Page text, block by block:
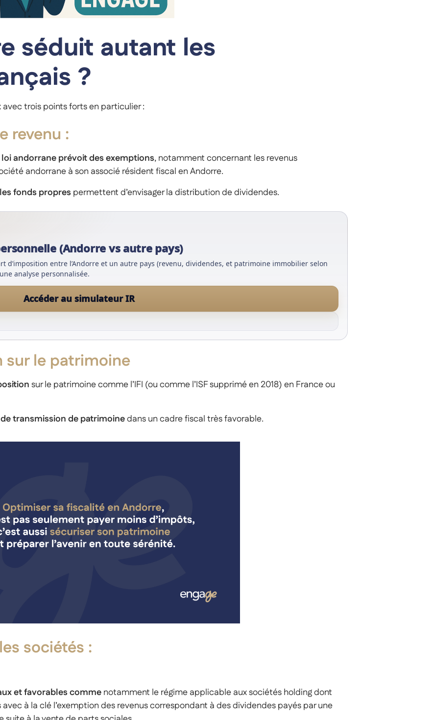
propos
blog
séduit autant les
?
avec trois points forts en particulier :
revenu :
loi andorrane prévoit des exemptions, notamment concernant les revenus
andorrane à son associé résident fiscal en Andorre.
fonds proprespermettent d’envisager la distribution de dividendes.
(Andorre vs autre pays)
d’imposition entre l’Andorre et un autre pays (revenu, dividendes, et patrimoine immobilier selon
analyse personnalisée.
Accéder au simulateur IR
sur le patrimoine
sur le patrimoine comme l’IFI (ou comme l’ISF supprimé en 2018) en France ou
transmission de patrimoinedans un cadre fiscal très favorable.
sociétés :
et favorables commenotamment le régime applicable aux sociétés holding dont
à la clé l’exemption des revenus correspondant à des dividendes payés par une